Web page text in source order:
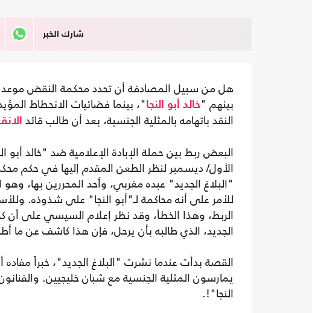
شارك الخبر
هل من سبيل المصادفة أن تحدد محكمة النقض موعد
بينهم "خالد أبو النجا"، بينما فضائيات الانحطاط
النقد باتهامه بالمثلية الجنسية، بعد أن طالب قائد
الأول/ ديسمبر لنظر الطعن المقدم إليها في حكم
للأمر على أنه محاكمة لـ"أبو النجا" على شذوذه.
الربط، وهذا الخطأ، وقد نظر إعلام السيسي على
الجديد، الذي طالبه بأن يرحل، فإن هذا كاشف عن ما
القصة بدأت عندما نشرت "البلاغ الجديد"، خبراً
يمارسون المثلية الجنسية مع شبان خليجيين.
النجا"!.